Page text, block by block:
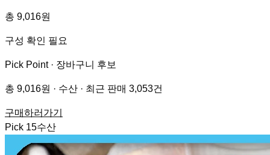
총 9,016원
구성 확인 필요
Pick Point · 장바구니 후보
총 9,016원 · 수산 · 최근 판매 3,053건
구매하러가기
Pick 15수산